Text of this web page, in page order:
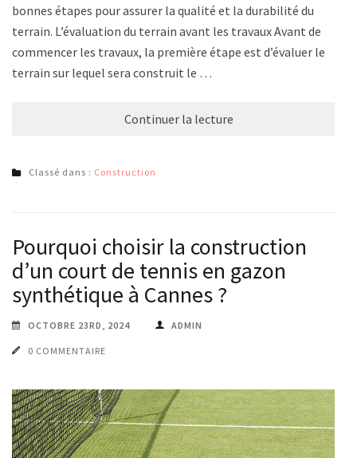
bonnes étapes pour assurer la qualité et la durabilité du
terrain. L’évaluation du terrain avant les travaux Avant de
commencer les travaux, la première étape est d’évaluer le
terrain sur lequel sera construit le …
Continuer la lecture
Classé dans : Construction
Pourquoi choisir la construction
d’un court de tennis en gazon
synthétique à Cannes ?
OCTOBRE 23RD, 2024 ADMIN
0 COMMENTAIRE